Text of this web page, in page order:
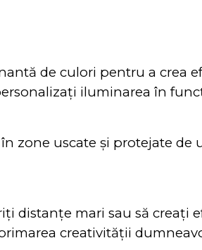
de culori pentru a crea
iluminarea în
zone uscate și protejate de
distanțe mari sau să creați
creativității